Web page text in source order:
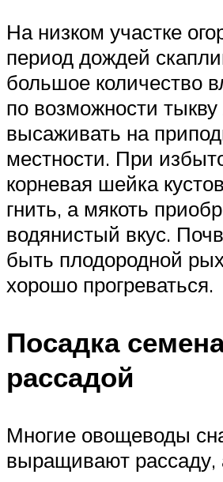
На низком участке
период дождей
большое количество
по возможности
высаживать на
местности. При
корневая шейка
гнить, а мякоть
водянистый вкус.
быть плодородной
хорошо прогреваться.
Посадка
рассадой
Многие овощеводы
выращивают рассаду,